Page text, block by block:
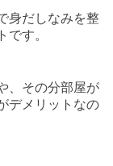
身だしなみを整
です。
、その分部屋が
デメリットなの